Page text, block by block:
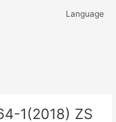
Language
1(2018) ZS